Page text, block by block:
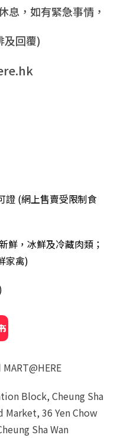
如有緊急事情，
覆)
證 (網上售賣受限制食
鮮，冰鮮及冷藏肉類；
家禽)
Block, Cheung Sha
Market, 36 Yen Chow
Sha Wan